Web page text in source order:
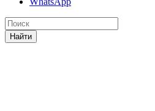
Найти